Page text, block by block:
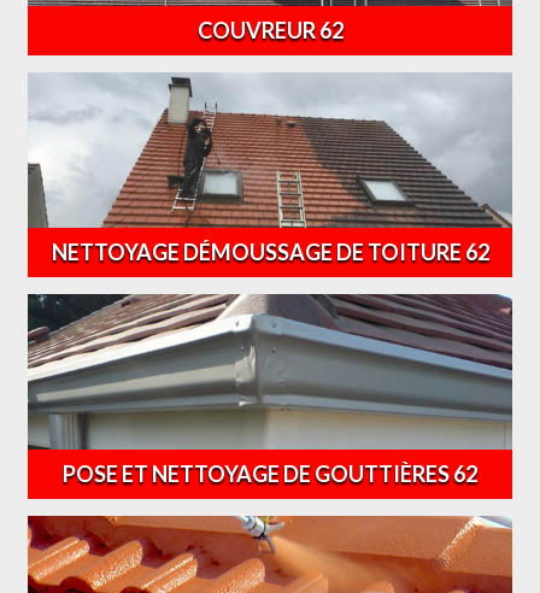
COUVREUR 62
NETTOYAGE DÉMOUSSAGE DE TOITURE 62
POSE ET NETTOYAGE DE GOUTTIÈRES 62